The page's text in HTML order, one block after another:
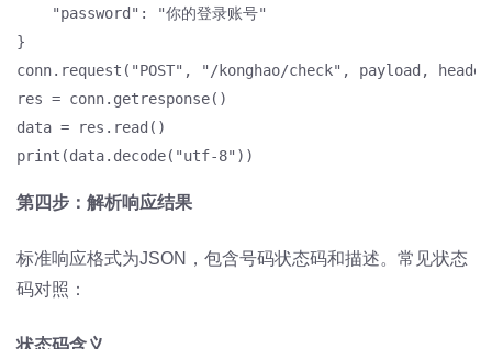
"password": "你的登录账号"
}
conn.request("POST", "/konghao/check", payload,
res = conn.getresponse()
data = res.read()
print(data.decode("utf-8"))
第四步：解析响应结果
标准响应格式为JSON，包含号码状态码和描述。常见状态
码对照：